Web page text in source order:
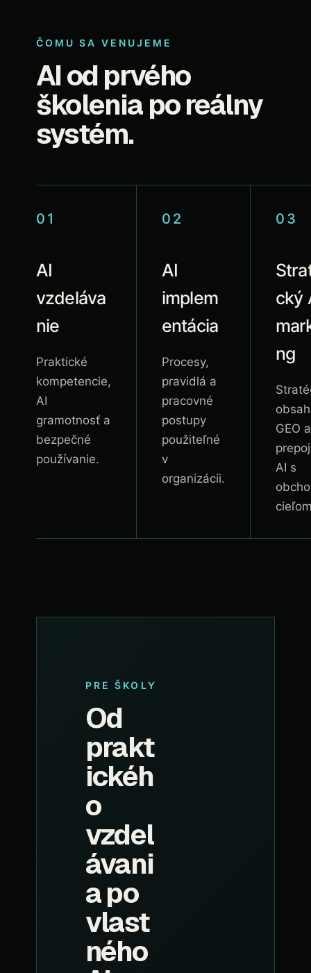
ČOMU SA VENUJEME
AI od prvého
školenia po reálny
systém.
01
AI
vzdeláva
nie
Praktické
kompetencie,
AI
gramotnosť a
bezpečné
používanie.
02
AI
implem
entácia
Procesy,
pravidlá a
pracovné
postupy
použiteľné
v
organizácii.
03
cký
ng
GEO a
AI s
PRE ŠKOLY
Od
prakt
ickéh
o
vzdel
ávani
a po
vlast
ného